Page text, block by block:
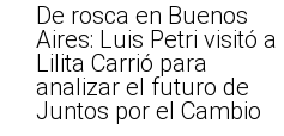
De rosca en Buenos
Aires: Luis Petri visitó a
Lilita Carrió para
analizar el futuro de
Juntos por el Cambio